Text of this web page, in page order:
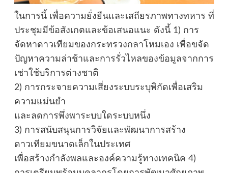
ในการนี้ เพื่อความยั่งยืนและเสถียรภาพทางทหาร ที่
ประชุมมีข้อสังเกตและข้อเสนอแนะ ดังนี้ 1) การ
จัดหาดาวเทียมของกระทรวงกลาโหมเอง เพื่อขจัด
ปัญหาความล่าช้าและการรั่วไหลของข้อมูลจากการ
เช่าใช้บริการต่างชาติ
2) การกระจายความเสี่ยงระบบระบุพิกัดเพื่อเสริม
ความแม่นยำ
และลดการพึ่งพาระบบใดระบบหนึ่ง
3) การสนับสนุนการวิจัยและพัฒนาการสร้าง
ดาวเทียมขนาดเล็กในประเทศ
เพื่อสร้างกำลังพลและองค์ความรู้ทางเทคนิค 4)